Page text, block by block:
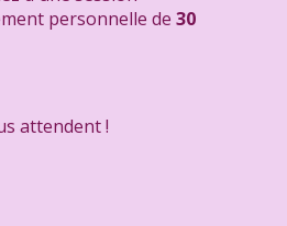
personnelle de 30
attendent !